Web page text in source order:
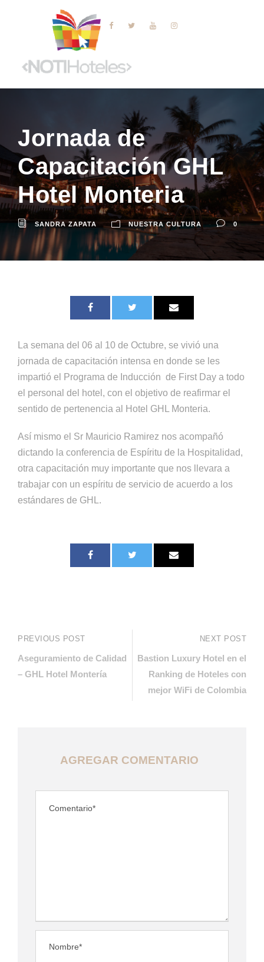
Jornada de
Capacitación GHL
Hotel Monteria
SANDRA ZAPATA NUESTRA CULTURA 0
La semana del 06 al 10 de Octubre, se vivió una
jornada de capacitación intensa en donde se les
impartió el Programa de Inducción de First Day a todo
el personal del hotel, con el objetivo de reafirmar el
sentido de pertenencia al Hotel GHL Monteria.
Así mismo el Sr Mauricio Ramirez nos acompañó
dictando la conferencia de Espíritu de la Hospitalidad,
otra capacitación muy importante que nos llevara a
trabajar con un espíritu de servicio de acuerdo a los
estándares de GHL.
PREVIOUS POST
Aseguramiento de Calidad
– GHL Hotel Montería
NEXT POST
Bastion Luxury Hotel en el
Ranking de Hoteles con
mejor WiFi de Colombia
AGREGAR COMENTARIO